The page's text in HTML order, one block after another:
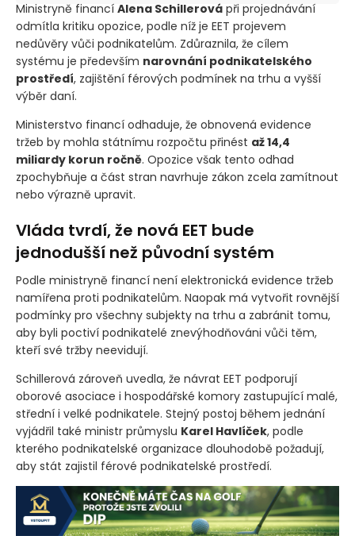
Ministryně financí Alena Schillerová při projednávání
odmítla kritiku opozice, podle níž je EET projevem
nedůvěry vůči podnikatelům. Zdůraznila, že cílem
systému je především narovnání podnikatelského
prostředí, zajištění férových podmínek na trhu a vyšší
výběr daní.
Ministerstvo financí odhaduje, že obnovená evidence
tržeb by mohla státnímu rozpočtu přinést až 14,4
miliardy korun ročně. Opozice však tento odhad
zpochybňuje a část stran navrhuje zákon zcela zamítnout
nebo výrazně upravit.
Vláda tvrdí, že nová EET bude
jednodušší než původní systém
Podle ministryně financí není elektronická evidence tržeb
namířena proti podnikatelům. Naopak má vytvořit rovnější
podmínky pro všechny subjekty na trhu a zabránit tomu,
aby byli poctiví podnikatelé znevýhodňováni vůči těm,
kteří své tržby neevidují.
Schillerová zároveň uvedla, že návrat EET podporují
oborové asociace i hospodářské komory zastupující malé,
střední i velké podnikatele. Stejný postoj během jednání
vyjádřil také ministr průmyslu Karel Havlíček, podle
kterého podnikatelské organizace dlouhodobě požadují,
aby stát zajistil férové podnikatelské prostředí.